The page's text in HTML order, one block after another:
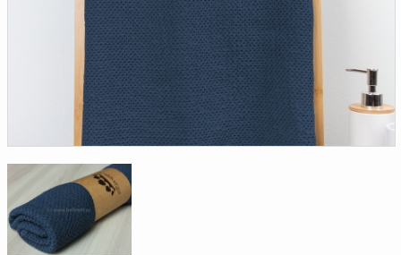
Доверенность на
получение груза
Документы по работе с
персональными данными
Письмо руководителю
Вопросы и ответы
Новости | Статьи
Добавить
в